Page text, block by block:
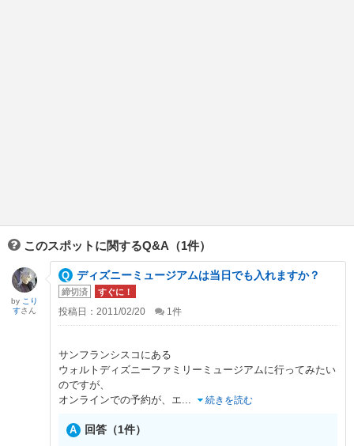
このスポットに関するQ&A（1件）
ディズニーミュージアムは当日でも入れますか？
締切済 すぐに！
投稿日：2011/02/20 1件
サンフランシスコにある
ウォルトディズニーファミリーミュージアムに行ってみたい
のですが、
オンラインでの予約が、エ... 続きを読む
回答（1件）
by こり
すさん